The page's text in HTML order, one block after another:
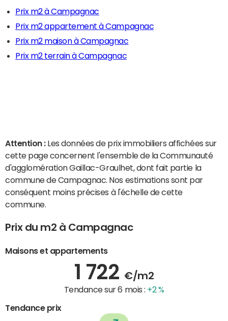
Prix m2 à Campagnac
Prix m2 appartement à Campagnac
Prix m2 maison à Campagnac
Prix m2 terrain à Campagnac
Attention : Les données de prix immobiliers affichées sur
cette page concernent l'ensemble de la Communauté
d'agglomération Gaillac-Graulhet, dont fait partie la
commune de Campagnac. Nos estimations sont par
conséquent moins précises à l'échelle de cette
commune.
Prix du m2 à Campagnac
Maisons et appartements
1 722 €/m2
Tendance sur 6 mois : +2 %
Tendance prix